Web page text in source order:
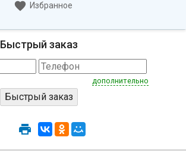
Избранное
Быстрый заказ
дополнительно